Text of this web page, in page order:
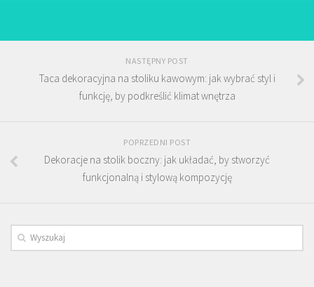
NASTĘPNY POST
Taca dekoracyjna na stoliku kawowym: jak wybrać styl i
funkcję, by podkreślić klimat wnętrza
POPRZEDNI POST
Dekoracje na stolik boczny: jak układać, by stworzyć
funkcjonalną i stylową kompozycję